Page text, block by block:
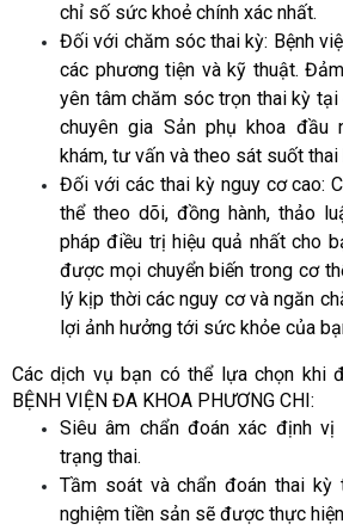
chỉ số sức khoẻ chính xác nhất.
Đối với chăm sóc thai kỳ: Bệnh
các phương tiện và kỹ thuật.
yên tâm chăm sóc trọn thai kỳ
chuyên gia Sản phụ khoa đầu
khám, tư vấn và theo sát suốt thai
Đối với các thai kỳ nguy cơ cao:
thể theo dõi, đồng hành, thảo
pháp điều trị hiệu quả nhất cho
được mọi chuyển biến trong cơ
lý kịp thời các nguy cơ và ngăn
lợi ảnh hưởng tới sức khỏe của
Các dịch vụ bạn có thể lựa chọn khi
BỆNH VIỆN ĐA KHOA PHƯƠNG CHI:
Siêu âm chẩn đoán xác định
trạng thai.
Tầm soát và chẩn đoán thai kỳ
nghiệm tiền sản sẽ được thực